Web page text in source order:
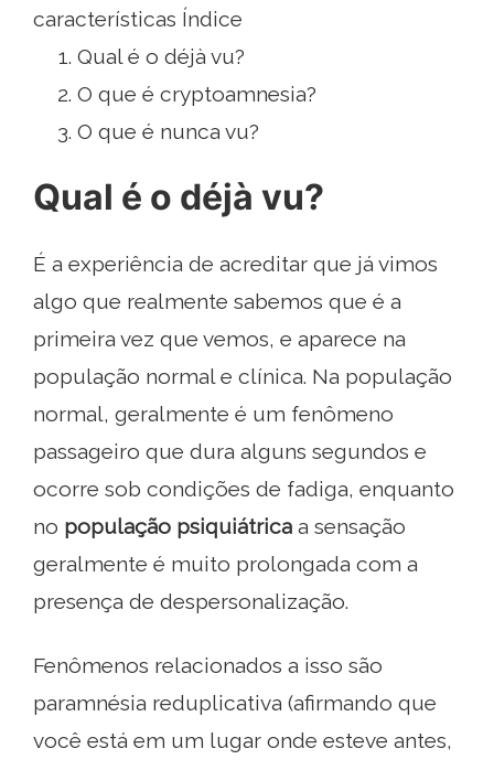
características Índice
Qual é o déjà vu?
O que é cryptoamnesia?
O que é nunca vu?
Qual é o déjà vu?
É a experiência de acreditar que já vimos
algo que realmente sabemos que é a
primeira vez que vemos, e aparece na
população normal e clínica. Na população
normal, geralmente é um fenômeno
passageiro que dura alguns segundos e
ocorre sob condições de fadiga, enquanto
no população psiquiátrica a sensação
geralmente é muito prolongada com a
presença de despersonalização.
Fenômenos relacionados a isso são
paramnésia reduplicativa (afirmando que
você está em um lugar onde esteve antes,